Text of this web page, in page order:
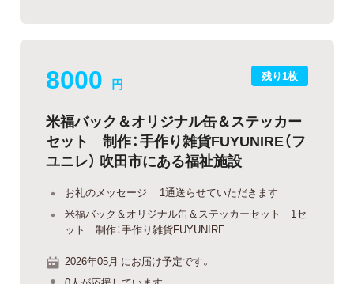
残り1枚
8000 円
米福バック＆オリジナル缶＆ステッカー
セット 制作：手作り雑貨FUYUNIRE（フ
ユニレ） 吹田市にある福祉施設
お礼のメッセージ 1通送らせていただきます
米福バック＆オリジナル缶＆ステッカーセット 1セ
ット 制作：手作り雑貨FUYUNIRE
2026年05月 にお届け予定です。